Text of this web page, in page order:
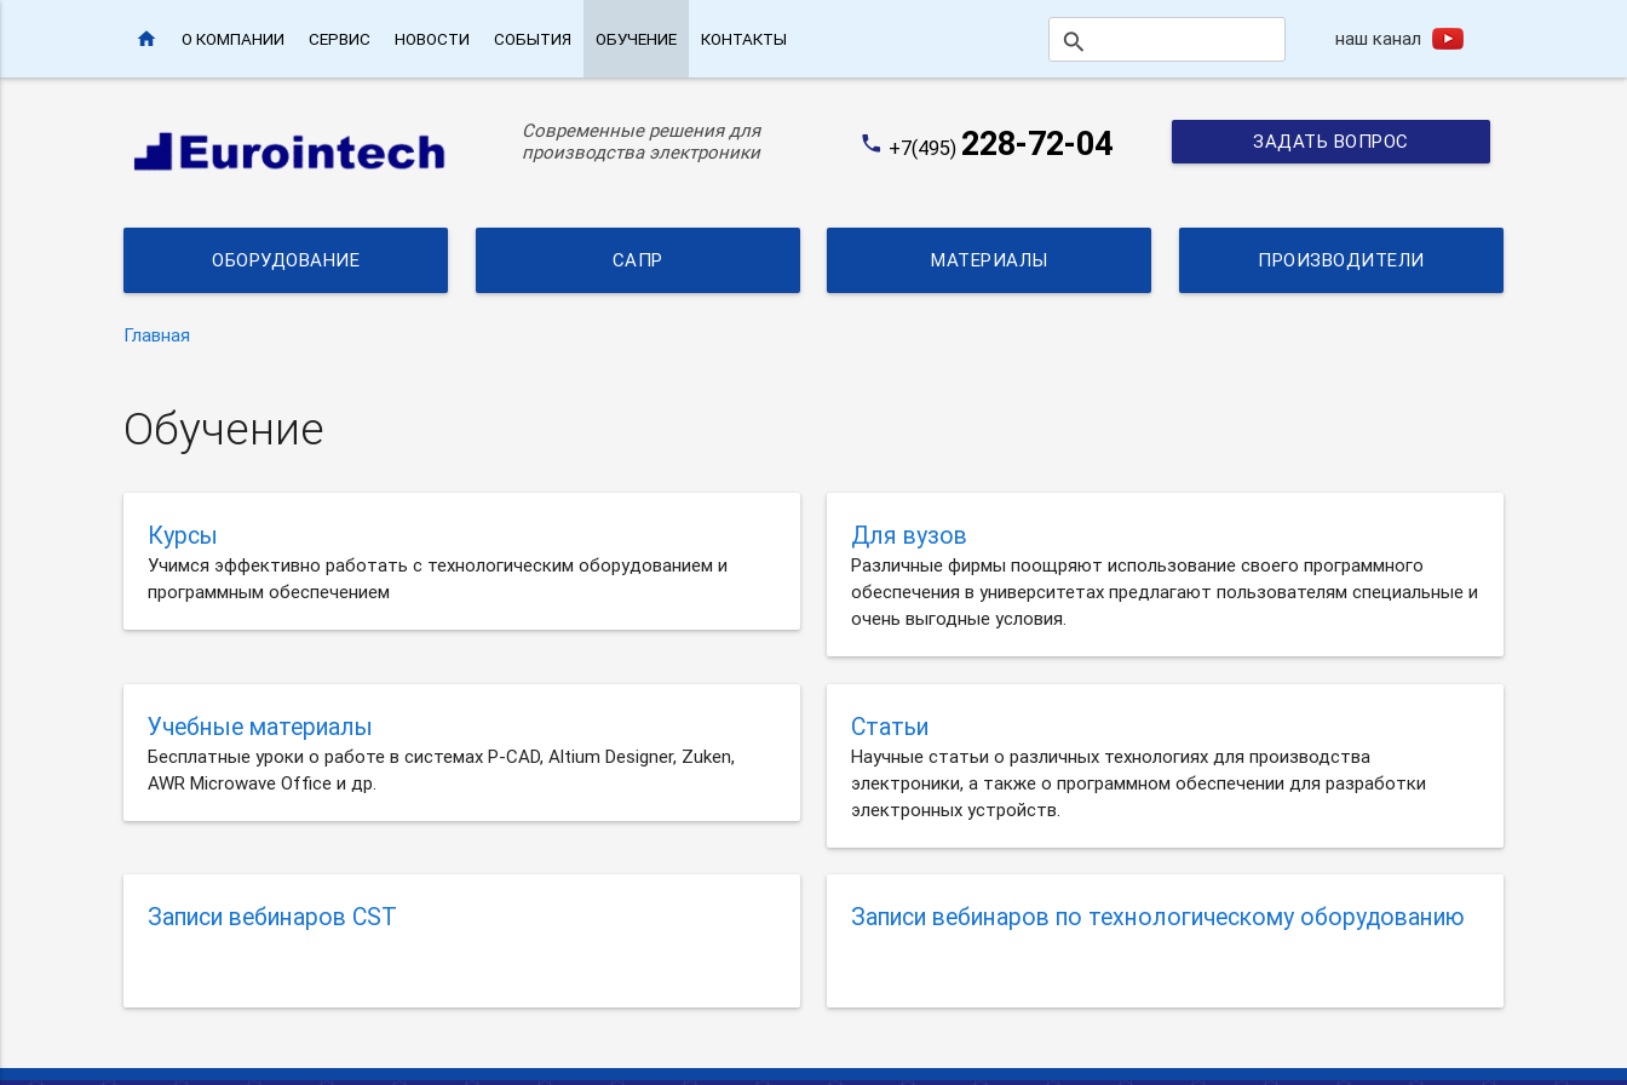
home О КОМПАНИИ СЕРВИС НОВОСТИ СОБЫТИЯ ОБУЧЕНИЕ КОНТАКТЫ search наш канал
Современные решения для
производства электроники
phone +7(495) 228-72-04 ЗАДАТЬ ВОПРОС
ОБОРУДОВАНИЕ САПР МАТЕРИАЛЫ ПРОИЗВОДИТЕЛИ
Главная
Обучение
Курсы
Учимся эффективно работать с технологическим оборудованием и
программным обеспечением
Для вузов
Различные фирмы поощряют использование своего программного
обеспечения в университетах предлагают пользователям специальные и
очень выгодные условия.
Учебные материалы
Бесплатные уроки о работе в системах P-CAD, Altium Designer, Zuken,
AWR Microwave Office и др.
Статьи
Научные статьи о различных технологиях для производства
электроники, а также о программном обеспечении для разработки
электронных устройств.
Записи вебинаров CST Записи вебинаров по технологическому оборудованию